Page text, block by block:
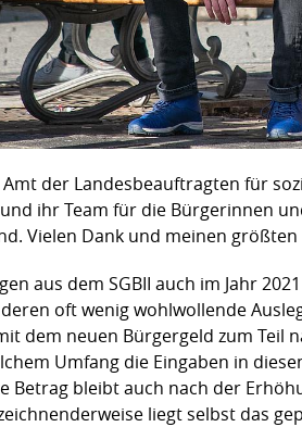
der Landesbeauftragten für
ihr Team für die Bürgerinnen
Vielen Dank und meinen größten
aus dem SGBII auch im Jahr
oft wenig wohlwollende
dem neuen Bürgergeld zum Teil
Umfang die Eingaben in
Betrag bleibt auch nach der
liegt selbst das